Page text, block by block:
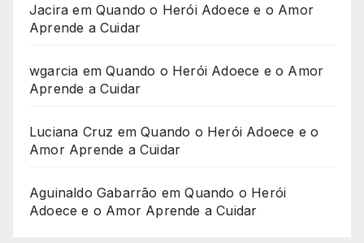
Jacira emQuando o Herói Adoece e o Amor
Aprende a Cuidar
wgarcia emQuando o Herói Adoece e o Amor
Aprende a Cuidar
Luciana Cruz emQuando o Herói Adoece e o
Amor Aprende a Cuidar
Aguinaldo Gabarrão emQuando o Herói
Adoece e o Amor Aprende a Cuidar